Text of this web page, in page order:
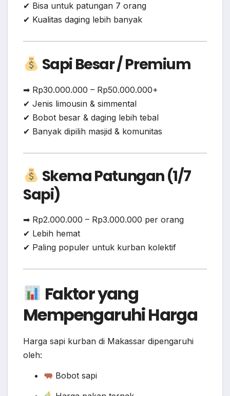
✔ Bisa untuk patungan 7 orang
✔ Kualitas daging lebih banyak
Sapi Besar / Premium
➡ Rp30.000.000 – Rp50.000.000+
✔ Jenis limousin & simmental
✔ Bobot besar & daging lebih tebal
✔ Banyak dipilih masjid & komunitas
Skema Patungan (1/7
Sapi)
➡ Rp2.000.000 – Rp3.000.000 per orang
✔ Lebih hemat
✔ Paling populer untuk kurban kolektif
Faktor yang
Mempengaruhi Harga
Harga sapi kurban di Makassar dipengaruhi
oleh:
Bobot sapi